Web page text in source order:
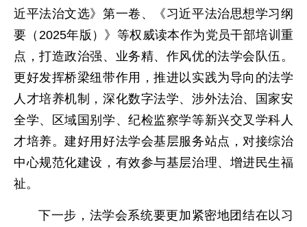
近平法治文选》第一卷、《习近平法治思想学习纲
要（2025年版）》等权威读本作为党员干部培训重
点，打造政治强、业务精、作风优的法学会队伍。
更好发挥桥梁纽带作用，推进以实践为导向的法学
人才培养机制，深化数字法学、涉外法治、国家安
全学、区域国别学、纪检监察学等新兴交叉学科人
才培养。建好用好法学会基层服务站点，对接综治
中心规范化建设，有效参与基层治理、增进民生福
祉。
下一步，法学会系统要更加紧密地团结在以习